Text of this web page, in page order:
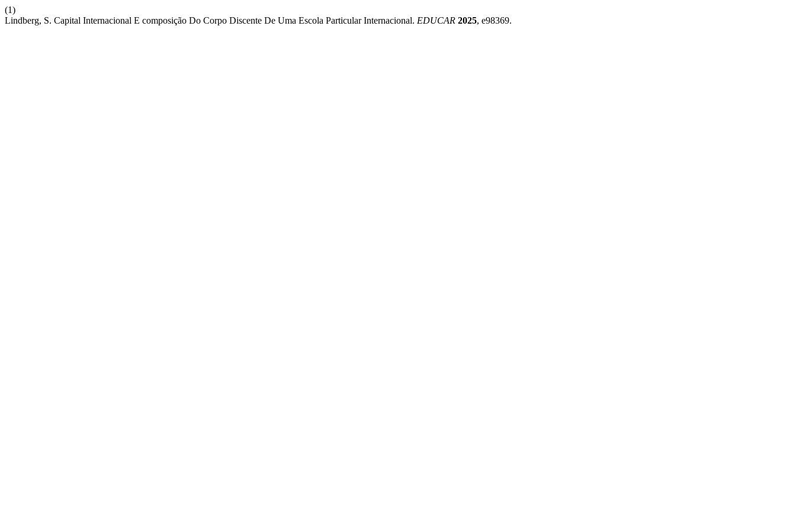
(1)
Lindberg, S. Capital Internacional E composição Do Corpo Discente De Uma Escola Particular Internacional. EDUCAR 2025, e98369.